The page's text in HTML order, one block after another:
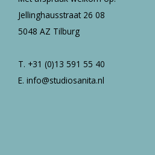
Jellinghausstraat 26 08
5048 AZ Tilburg
T. +31 (0)13 591 55 40
E. info@studiosanita.nl